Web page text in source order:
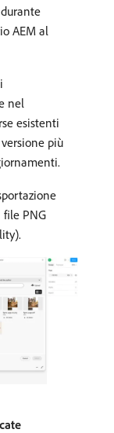
AEM al
nel
esistenti
più
file PNG